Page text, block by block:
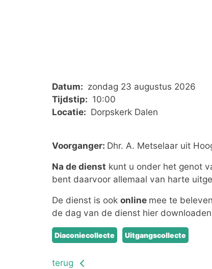
Datum: zondag 23 augustus 2026
Tijdstip: 10:00
Locatie: Dorpskerk Dalen
Voorganger: Dhr. A. Metselaar uit
Na de dienst kunt u onder het genot
bent daarvoor allemaal van harte
De dienst is ook online mee te
de dag van de dienst hier
Diaconiecollecte Uitgangscollecte
terug